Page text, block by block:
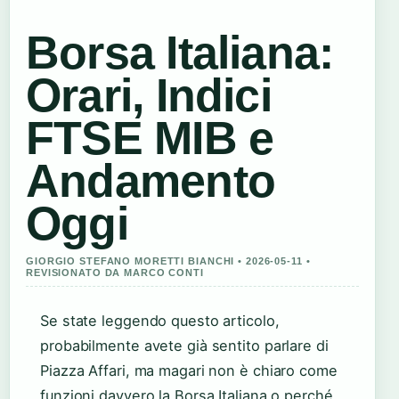
Borsa Italiana:
Orari, Indici
FTSE MIB e
Andamento
Oggi
GIORGIO STEFANO MORETTI BIANCHI • 2026-05-11 •
REVISIONATO DA MARCO CONTI
Se state leggendo questo articolo,
probabilmente avete già sentito parlare di
Piazza Affari, ma magari non è chiaro come